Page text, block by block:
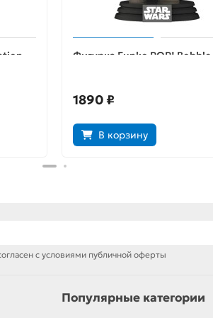
Фигурка Funko POP!
1890 ₽
В корзину
с условиями публичной оферты
Популярные категории